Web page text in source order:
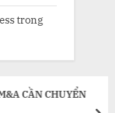
trong
CẦN CHUYỂN